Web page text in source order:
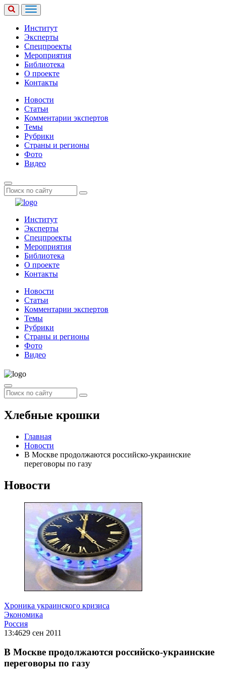
Институт
Эксперты
Спецпроекты
Мероприятия
Библиотека
О проекте
Контакты
Новости
Статьи
Комментарии экспертов
Темы
Рубрики
Страны и регионы
Фото
Видео
Институт
Эксперты
Спецпроекты
Мероприятия
Библиотека
О проекте
Контакты
Новости
Статьи
Комментарии экспертов
Темы
Рубрики
Страны и регионы
Фото
Видео
Хлебные крошки
Главная
Новости
В Москве продолжаются российско-украинские
переговоры по газу
Новости
Хроника украинского кризиса
Экономика
Россия
13:4629 сен 2011
В Москве продолжаются российско-украинские
переговоры по газу